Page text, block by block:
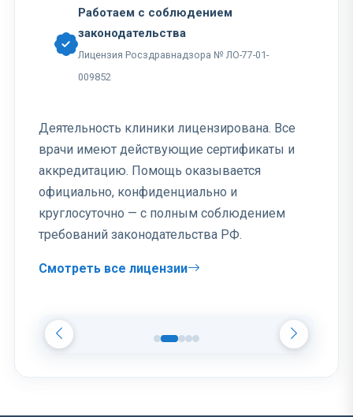
Работаем с соблюдением
законодательства
Лицензия Росздравнадзора № ЛО-77-01-
009852
Деятельность клиники лицензирована. Все
врачи имеют действующие сертификаты и
аккредитацию. Помощь оказывается
официально, конфиденциально и
круглосуточно — с полным соблюдением
требований законодательства РФ.
Смотреть все лицензии